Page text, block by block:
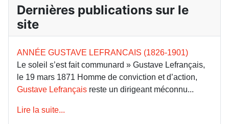
Dernières publications sur le
site
ANNÉE GUSTAVE LEFRANCAIS (1826-1901)
Le soleil s’est fait communard » Gustave Lefrançais,
le 19 mars 1871 Homme de conviction et d’action,
Gustave Lefrançais reste un dirigeant méconnu...
Lire la suite...